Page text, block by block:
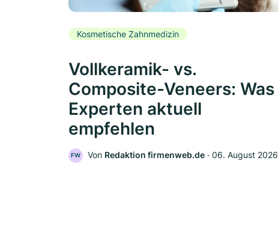
Kosmetische Zahnmedizin
Vollkeramik- vs.
Composite-Veneers: Was
Experten aktuell
empfehlen
FW Von Redaktion firmenweb.de ‧ 06. August 2026